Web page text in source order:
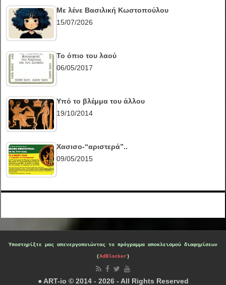
Με λένε Βασιλική Κωστοπούλου
15/07/2026
Το όπιο του λαού
06/05/2017
Υπό το βλέμμα του άλλου
19/10/2014
Χασισο-“αριστερά”..
09/05/2015
Υποστηρίξτε μας απενεργοποιώντας το πρόγραμμα αποκλεισμού διαφημίσεων
(AdBlocker)
● ART-io © 2014 - 2026 - All Rights Reserved